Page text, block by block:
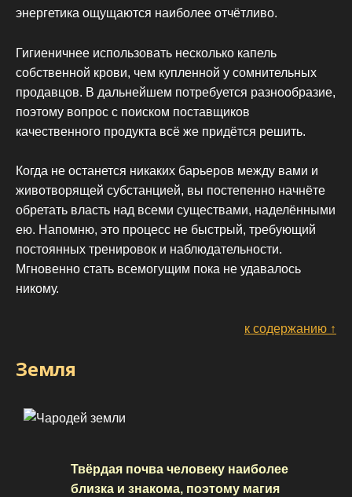
энергетика ощущаются наиболее отчётливо.
Гигиеничнее использовать несколько капель
собственной крови, чем купленной у сомнительных
продавцов. В дальнейшем потребуется разнообразие,
поэтому вопрос с поиском поставщиков
качественного продукта всё же придётся решить.
Когда не останется никаких барьеров между вами и
животворящей субстанцией, вы постепенно начнёте
обретать власть над всеми существами, наделёнными
ею. Напомню, это процесс не быстрый, требующий
постоянных тренировок и наблюдательности.
Мгновенно стать всемогущим пока не удавалось
никому.
к содержанию ↑
Земля
Твёрдая почва человеку наиболее
близка и знакома, поэтому магия